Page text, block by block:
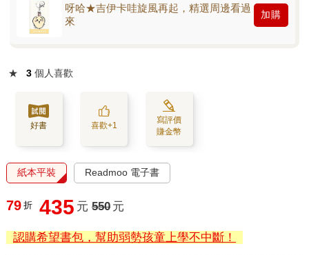
呀哈★吉伊卡哇旋風再起，精選周邊看過
來
加購
★ 3 個人喜歡
好書 喜歡+1
寫評價
賺金幣
紙本平裝 Readmoo 電子書
79 折 435 元 550 元
認購希望書包，幫助弱勢孩童上學不中斷！